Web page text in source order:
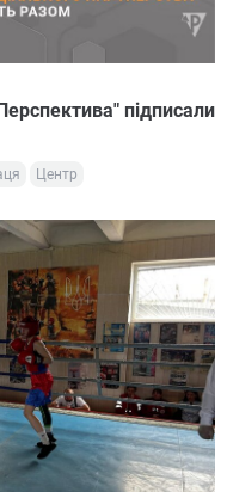
підписали
Центр